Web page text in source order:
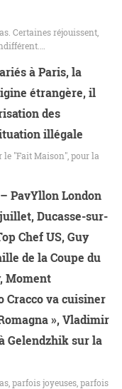
Certaines réjouissent,
à Paris, la
étrangère, il
des
illégale
"Fait Maison", pour la
PavYllon London
Ducasse-sur-
Chef US, Guy
de la Coupe du
Moment
Cracco va cuisiner
», Vladimir
Gelendzhik sur la
parfois joyeuses, parfois